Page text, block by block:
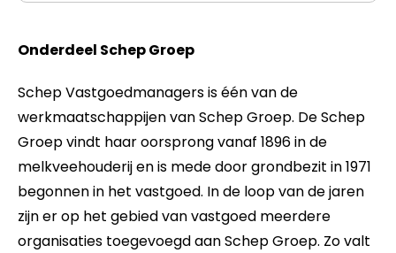
Onderdeel Schep Groep
Schep Vastgoedmanagers is één van de
werkmaatschappijen van Schep Groep. De Schep
Groep vindt haar oorsprong vanaf 1896 in de
melkveehouderij en is mede door grondbezit in 1971
begonnen in het vastgoed. In de loop van de jaren
zijn er op het gebied van vastgoed meerdere
organisaties toegevoegd aan Schep Groep. Zo valt